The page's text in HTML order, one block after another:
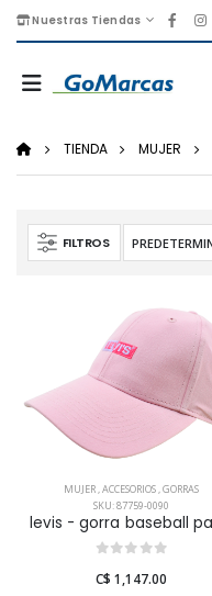
Nuestras Tiendas
TIENDA MUJER
FILTROS
MUJER,ACCESORIOS,GORRAS
SKU: 87759-0090
C$ 1,147.00